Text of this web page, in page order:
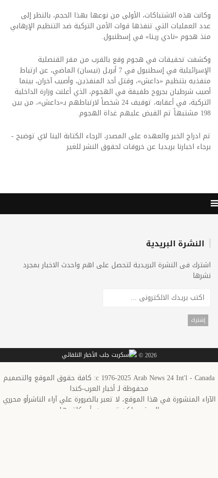
وكانت هذه الاشتباكات، الأولى من نوعها بهذا الحجم، بالنظر إلى
عدد العمليات التي تنفذها قوات الأمن التركية ضد التنظيم الإرهابي
منذ هجوم «نادي رينا» في إسطنبول.
وكشفت تحقيقات في هجوم وقع بالقرب من مقر القنصلية
الإسرائيلية في إسطنبول في 7 أبريل (نيسان) الماضي، عن ارتباط
منفذيه بتنظيم «داعش»، وقتل أحد المنفذين، وأصيب آخران، بينما
أصيب شرطيان بجروح طفيفة في الهجوم، الذي أعلنت وزارة الداخلية
التركية، في أعقابه، توقيف 24 شخصاً لارتباطهم بـ«داعش»، من بين
198 مشتبهاً تم القبض عليهم غداة الهجوم.
تم ادراج الخبر والعهده على المصدر، الرجاء الكتابة الينا لاي توضبح -
برجاء اخبارنا بريديا عن خروقات لحقوق النشر للغير
النشرة البريدية
اشترك فى النشرة البريدية لتحصل على اهم واحدث الاخبار بمجرد
نشرها
2026 ©
c 1976-2025 Arab News 24 Int'l - Canada: كافة حقوق الموقع والتصميم
محفوظة لـ أخبار العرب-كندا
الآراء المنشورة في هذا الموقع، لا تعبر بالضرورة علي آراء الناشرأو محرري
الموقع ولكن تعبر عن رأي كاتبيها